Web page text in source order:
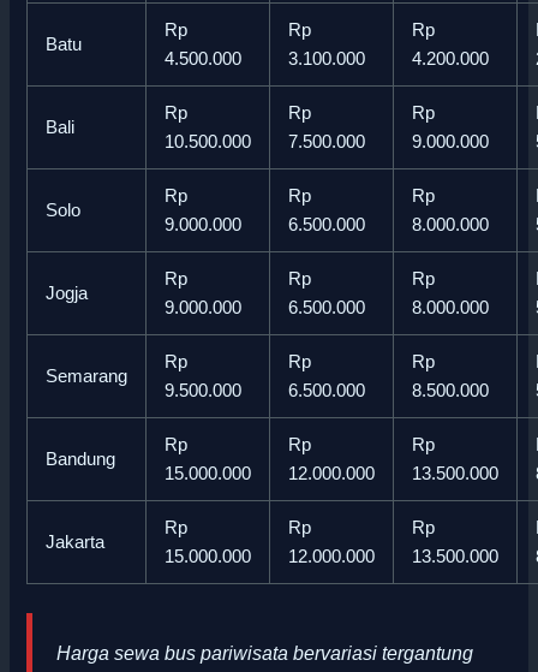
Batu
Rp
4.500.000
Rp
3.100.000
Rp
4.200.000
Bali
Rp
10.500.000
Rp
7.500.000
Rp
9.000.000
Solo
Rp
9.000.000
Rp
6.500.000
Rp
8.000.000
Jogja
Rp
9.000.000
Rp
6.500.000
Rp
8.000.000
Semarang
Rp
9.500.000
Rp
6.500.000
Rp
8.500.000
Bandung
Rp
15.000.000
Rp
12.000.000
Rp
13.500.000
Jakarta
Rp
15.000.000
Rp
12.000.000
Rp
13.500.000
Harga sewa bus pariwisata bervariasi tergantung